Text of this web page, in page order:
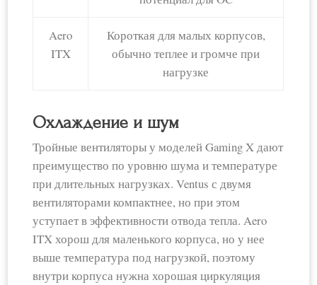
Aero
ITX
Короткая для малых корпусов,
обычно теплее и громче при
нагрузке
Охлаждение и шум
Тройные вентиляторы у моделей Gaming X дают
преимущество по уровню шума и температуре
при длительных нагрузках. Ventus с двумя
вентиляторами компактнее, но при этом
уступает в эффективности отвода тепла. Aero
ITX хорош для маленького корпуса, но у нее
выше температура под нагрузкой, поэтому
внутри корпуса нужна хорошая циркуляция